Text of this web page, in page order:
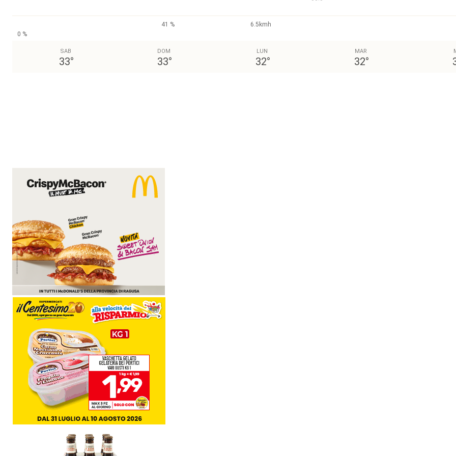
41 %
6.5kmh
0 %
SAB
33°
DOM
33°
LUN
32°
MAR
32°